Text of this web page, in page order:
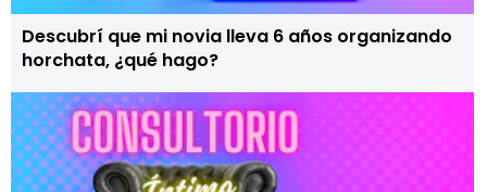
Descubrí que mi novia lleva 6 años organizando
horchata, ¿qué hago?